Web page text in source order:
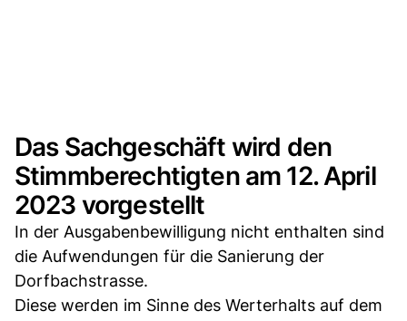
Das Sachgeschäft wird den
Stimmberechtigten am 12. April
2023 vorgestellt
In der Ausgabenbewilligung nicht enthalten sind
die Aufwendungen für die Sanierung der
Dorfbachstrasse.
Diese werden im Sinne des Werterhalts auf dem